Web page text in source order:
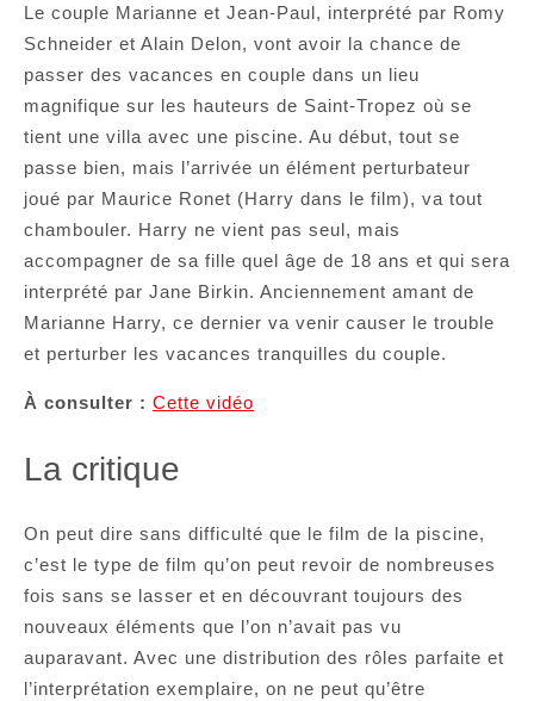
Le couple Marianne et Jean-Paul, interprété par Romy
Schneider et Alain Delon, vont avoir la chance de
passer des vacances en couple dans un lieu
magnifique sur les hauteurs de Saint-Tropez où se
tient une villa avec une piscine. Au début, tout se
passe bien, mais l’arrivée un élément perturbateur
joué par Maurice Ronet (Harry dans le film), va tout
chambouler. Harry ne vient pas seul, mais
accompagner de sa fille quel âge de 18 ans et qui sera
interprété par Jane Birkin. Anciennement amant de
Marianne Harry, ce dernier va venir causer le trouble
et perturber les vacances tranquilles du couple.
À consulter : Cette vidéo
La critique
On peut dire sans difficulté que le film de la piscine,
c’est le type de film qu’on peut revoir de nombreuses
fois sans se lasser et en découvrant toujours des
nouveaux éléments que l’on n’avait pas vu
auparavant. Avec une distribution des rôles parfaite et
l’interprétation exemplaire, on ne peut qu’être